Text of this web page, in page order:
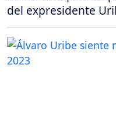
del expresidente